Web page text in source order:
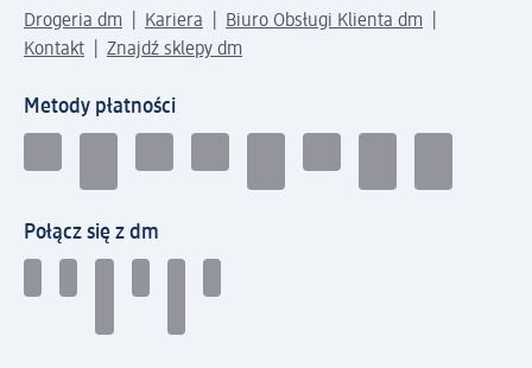
Drogeria dm Kariera
Biuro Obsługi Klienta dm
Kontakt
Znajdź sklepy dm
Metody płatności
Połącz się z dm